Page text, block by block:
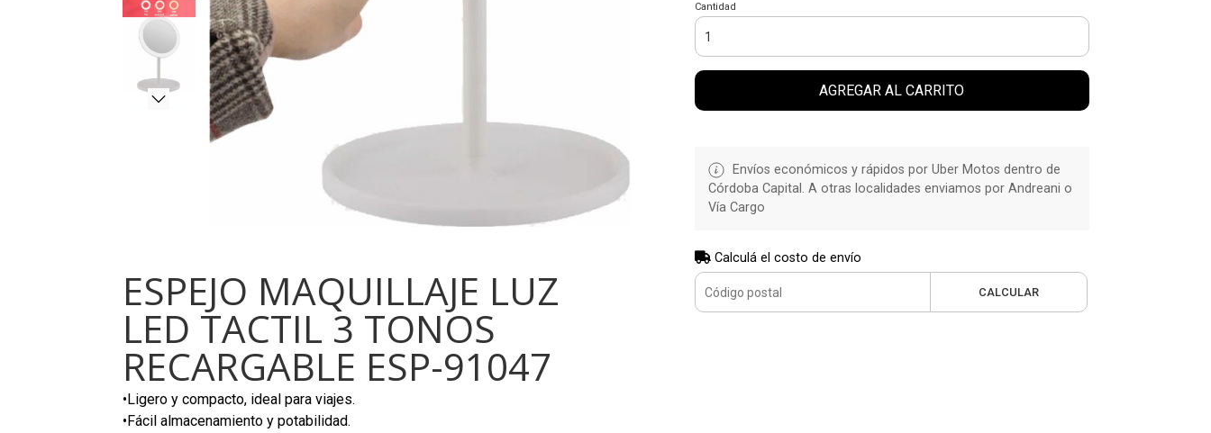
ESPEJO MAQUILLAJE LUZ
LED TACTIL 3 TONOS
RECARGABLE ESP-91047
•Ligero y compacto, ideal para viajes.
•Fácil almacenamiento y potabilidad.
Cantidad
AGREGAR AL CARRITO
Envíos económicos y rápidos por Uber Motos dentro de
Córdoba Capital. A otras localidades enviamos por Andreani o
Vía Cargo
Calculá el costo de envío
CALCULAR